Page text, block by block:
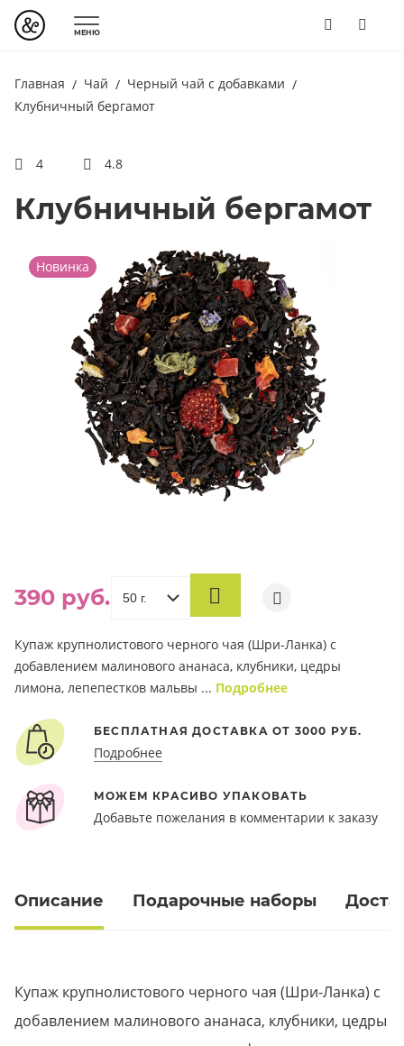
МЕНЮ
Главная Чай
Черный чай с добавками
Клубничный бергамот
4 4.8
Клубничный бергамот
Новинка
390 руб.
Купаж крупнолистового черного чая (Шри-Ланка) с
добавлением малинового ананаса, клубники, цедры
лимона, лепепестков мальвы ... Подробнее
БЕСПЛАТНАЯ ДОСТАВКА ОТ 3000 РУБ.
Подробнее
МОЖЕМ КРАСИВО УПАКОВАТЬ
Добавьте пожелания в комментарии к заказу
Описание Подарочные наборы
Купаж крупнолистового черного чая (Шри-Ланка) с
добавлением малинового ананаса, клубники, цедры